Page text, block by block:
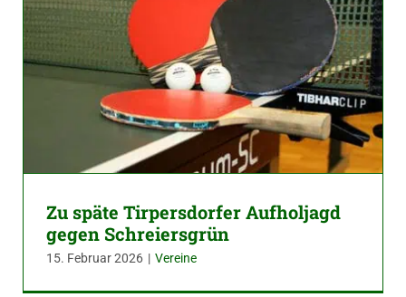
Zu späte Tirpersdorfer Aufholjagd
gegen Schreiersgrün
15. Februar 2026 | Vereine